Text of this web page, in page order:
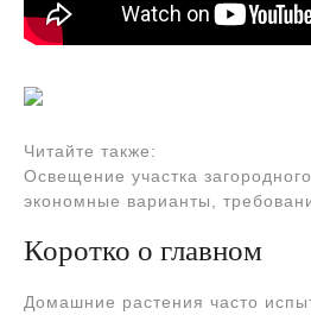
Читайте также:
Освещение участка
экономные варианты,
Коротко о главном
Домашние растения часто